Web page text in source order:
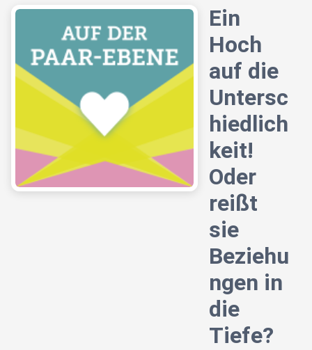
Ein
Hoch
auf die
Untersc
hiedlich
keit!
Oder
reißt
sie
Beziehu
ngen in
die
Tiefe?